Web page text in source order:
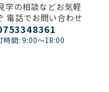
学の相談などお気軽
電話でお問い合わせ
時間: 9:00〜18:00